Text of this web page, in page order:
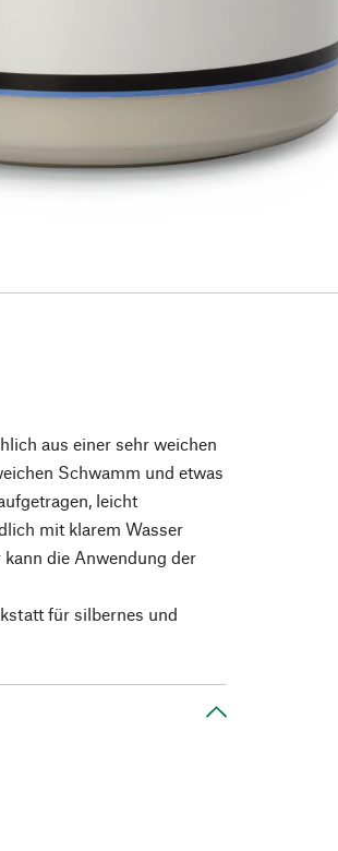
aus einer sehr weichen
Schwamm und etwas
leicht
mit klarem Wasser
die Anwendung der
für silbernes und